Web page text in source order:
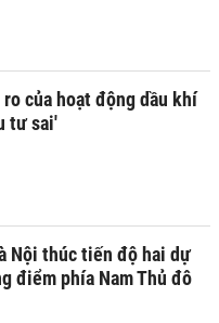
của hoạt động dầu khí
tư sai'
Nội thúc tiến độ hai dự
điểm phía Nam Thủ đô